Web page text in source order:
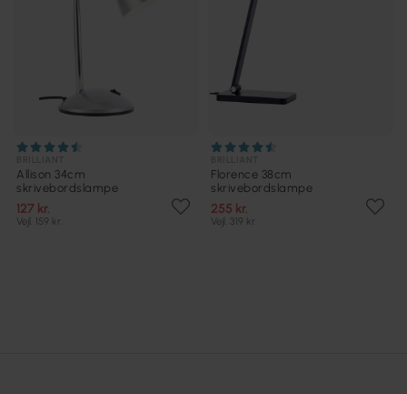
Allison 34cm
skrivebordslampe
127 kr.
Vejl. 159 kr.
Florence 38cm
skrivebordslampe
255 kr.
Vejl. 319 kr.